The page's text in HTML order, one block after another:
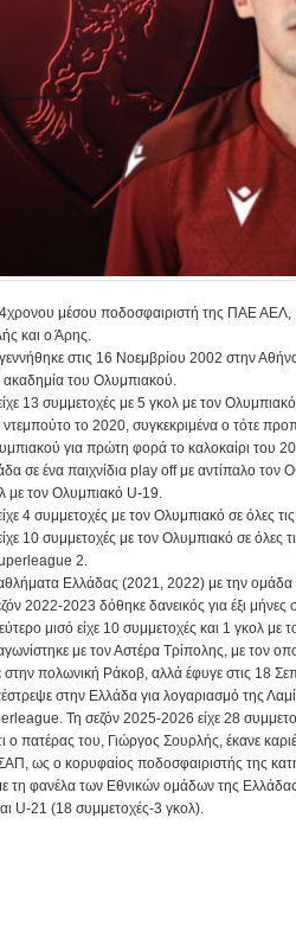
μέσου ποδοσφαιριστή της ΠΑΕ ΑΕΛ,
και ο Άρης.
γεννήθηκε στις 16 Νοεμβρίου 2002 στην
του Ολυμπιακού.
13 συμμετοχές με 5 γκολ με τον
το 2020, συγκεκριμένα ο τότε
για πρώτη φορά το καλοκαίρι του
σε ένα παιχνίδια play off με αντίπαλο
με τον Ολυμπιακό U-19.
4 συμμετοχές με τον Ολυμπιακό σε όλες
10 συμμετοχές με τον Ολυμπιακό σε όλες
2.
Ελλάδας (2021, 2022) με την ομάδα
2022-2023 δόθηκε δανεικός για έξι
μισό είχε 10 συμμετοχές και 1 γκολ
με τον Αστέρα Τρίπολης, με τον
πολωνική Ράκοβ, αλλά έφυγε στις 18
στην Ελλάδα για λογαριασμό της
Τη σεζόν 2025-2026 είχε 28
ο πατέρας του, Γιώργος Σουρλής, έκανε
ως ο κορυφαίος ποδοσφαιριστής της
με τη φανέλα των Εθνικών ομάδων της
U-21 (18 συμμετοχές-3 γκολ).